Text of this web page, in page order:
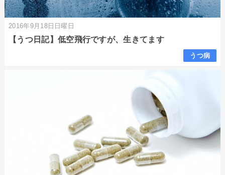
2016年9月18日日曜日
【うつ日記】低空飛行ですが、生きてます
うつ病